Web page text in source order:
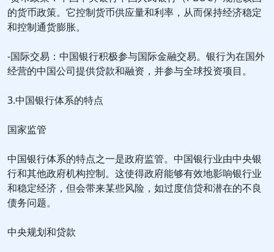
的货币政策。它控制货币供应量和利率，从而保持经济稳定
和控制通货膨胀。
-国际交易：中国银行积极参与国际金融交易。银行为在国外
经营的中国公司提供贷款和融资，并参与全球投资项目。
3.中国银行体系的特点
国家监管
中国银行体系的特点之一是政府监管。中国银行业由中央银
行和其他政府机构控制。这使得政府能够有效地影响银行业
和稳定经济，但会带来某些风险，如过度信贷和潜在的不良
债务问题。
中央规划和贷款